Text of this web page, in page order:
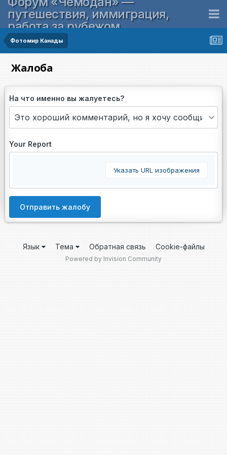
путешествия, иммиграция,
работа за рубежом
Фотомир Канады
Жалоба
На что именно вы жалуетесь?
Your Report
Указать URL изображения
Отправить жалобу
Язык Тема Обратная связь Cookie-файлы
Powered by Invision Community